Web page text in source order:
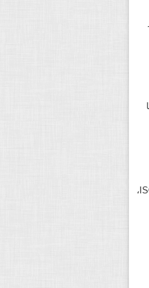
درک نوردهی – همراه با توضیح ISO،